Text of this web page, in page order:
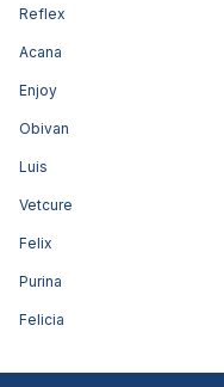
Reflex
Acana
Enjoy
Obivan
Luis
Vetcure
Felix
Purina
Felicia